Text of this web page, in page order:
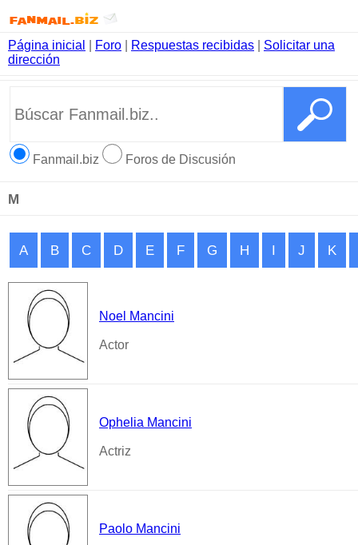
Página inicial Foro Respuestas recibidas
Solicitar una
dirección
Fanmail.biz Foros de Discusión
M
A B C D E F G H I J K
Noel Mancini
Actor
Ophelia Mancini
Actriz
Paolo Mancini